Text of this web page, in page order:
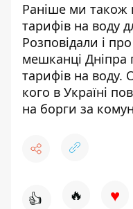
Раніше ми також
тарифів на воду
Розповідали і
мешканці Дніпра
тарифів на воду.
кого в Україні
на борги за
👍 🔥 ♥